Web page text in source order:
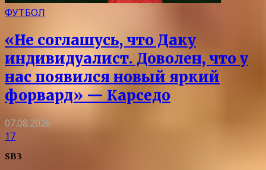
ФУТБОЛ
«Не соглашусь, что Даку
индивидуалист. Доволен, что у
нас появился новый яркий
форвард» — Карседо
07.08.2026
17
SB3